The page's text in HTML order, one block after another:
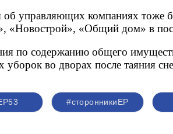
управляющих компаниях тоже
«Новострой», «Общий дом» в
по содержанию общего
уборок во дворах после таяния
#сторонникиЕР